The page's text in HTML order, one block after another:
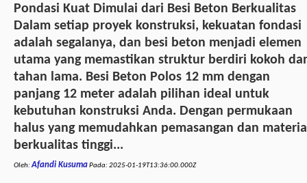
Pondasi Kuat Dimulai dari Besi Beton Berkualitas
Dalam setiap proyek konstruksi, kekuatan fondasi
adalah segalanya, dan besi beton menjadi elemen
utama yang memastikan struktur berdiri kokoh
tahan lama. Besi Beton Polos 12 mm dengan
panjang 12 meter adalah pilihan ideal untuk
kebutuhan konstruksi Anda. Dengan permukaan
halus yang memudahkan pemasangan dan
berkualitas tinggi...
Oleh:Afandi KusumaPada:2025-01-19T13:36:00.000Z